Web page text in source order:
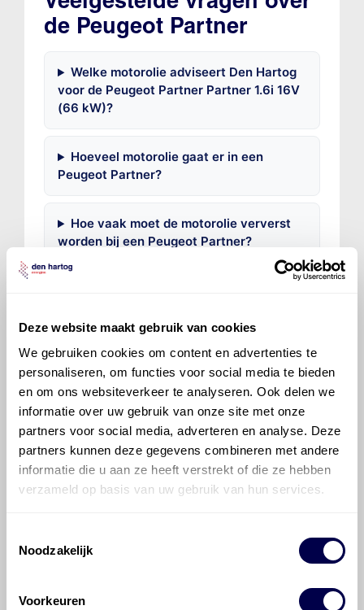
Deze website maakt gebruik van cookies
We gebruiken cookies om content en advertenties te
personaliseren, om functies voor social media te bieden
en om ons websiteverkeer te analyseren. Ook delen we
informatie over uw gebruik van onze site met onze
partners voor social media, adverteren en analyse. Deze
partners kunnen deze gegevens combineren met andere
informatie die u aan ze heeft verstrekt of die ze hebben
verzameld op basis van uw gebruik van hun services.
Noodzakelijk
Voorkeuren
de Peugeot Partner
Welke motorolie adviseert Den Hartog
voor de Peugeot Partner Partner 1.6i 16V
(66 kW)?
Hoeveel motorolie gaat er in een
Peugeot Partner?
Hoe vaak moet de motorolie ververst
worden bij een Peugeot Partner?
Alle rechten voorbehouden. Deze
informatie mag noch geheel noch gedeeltelijk worden
gereproduceerd, opgeslagen in een database of op
andere manieren worden overgedragen zonder
om ervoor te zorgen dat deze gegevens zo accuraat
wettelijke verplichting bestaat, voor schade of verlies